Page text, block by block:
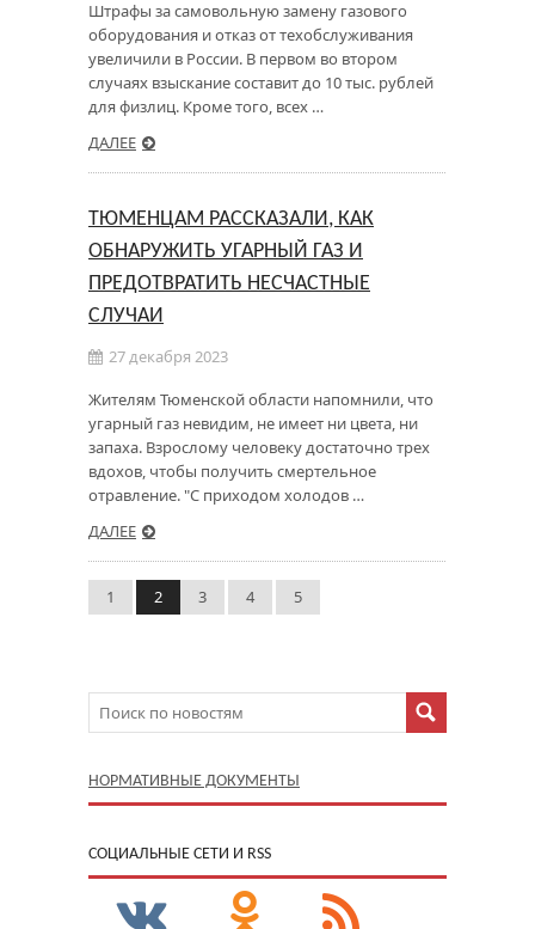
Штрафы за самовольную замену газового
оборудования и отказ от техобслуживания
увеличили в России. В первом во втором
случаях взыскание составит до 10 тыс. рублей
для физлиц. Кроме того, всех …
ДАЛЕЕ
ТЮМЕНЦАМ РАССКАЗАЛИ, КАК
ОБНАРУЖИТЬ УГАРНЫЙ ГАЗ И
ПРЕДОТВРАТИТЬ НЕСЧАСТНЫЕ
СЛУЧАИ
27 декабря 2023
Жителям Тюменской области напомнили, что
угарный газ невидим, не имеет ни цвета, ни
запаха. Взрослому человеку достаточно трех
вдохов, чтобы получить смертельное
отравление. "С приходом холодов …
ДАЛЕЕ
1 2 3 4 5
НОРМАТИВНЫЕ ДОКУМЕНТЫ
CОЦИАЛЬНЫЕ СЕТИ И RSS